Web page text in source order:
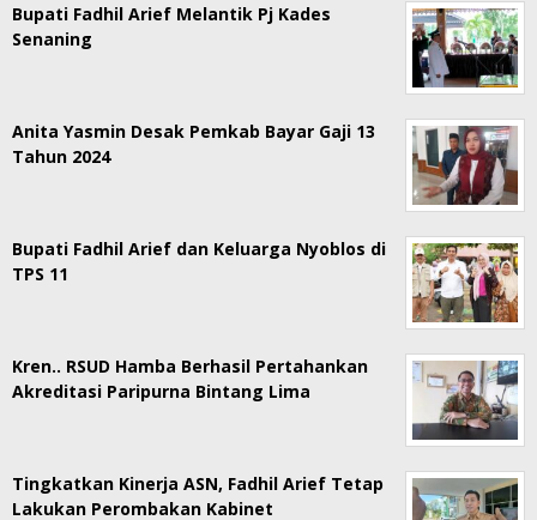
Bupati Fadhil Arief Melantik Pj Kades
Senaning
Anita Yasmin Desak Pemkab Bayar Gaji 13
Tahun 2024
Bupati Fadhil Arief dan Keluarga Nyoblos di
TPS 11
Kren.. RSUD Hamba Berhasil Pertahankan
Akreditasi Paripurna Bintang Lima
Tingkatkan Kinerja ASN, Fadhil Arief Tetap
Lakukan Perombakan Kabinet